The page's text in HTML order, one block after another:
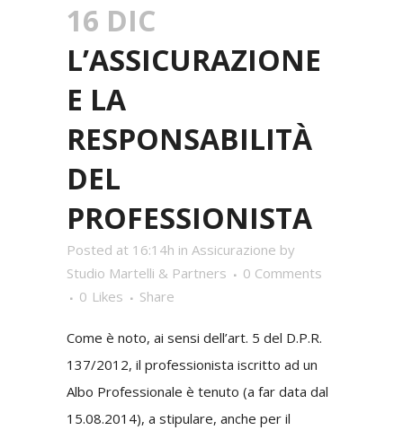
16 DIC
L’ASSICURAZIONE
E LA
RESPONSABILITÀ
DEL
PROFESSIONISTA
Posted at 16:14h in Assicurazione by
Studio Martelli & Partners
0 Comments
0 Likes Share
Come è noto, ai sensi dell’art. 5 del D.P.R.
137/2012, il professionista iscritto ad un
Albo Professionale è tenuto (a far data dal
15.08.2014), a stipulare, anche per il